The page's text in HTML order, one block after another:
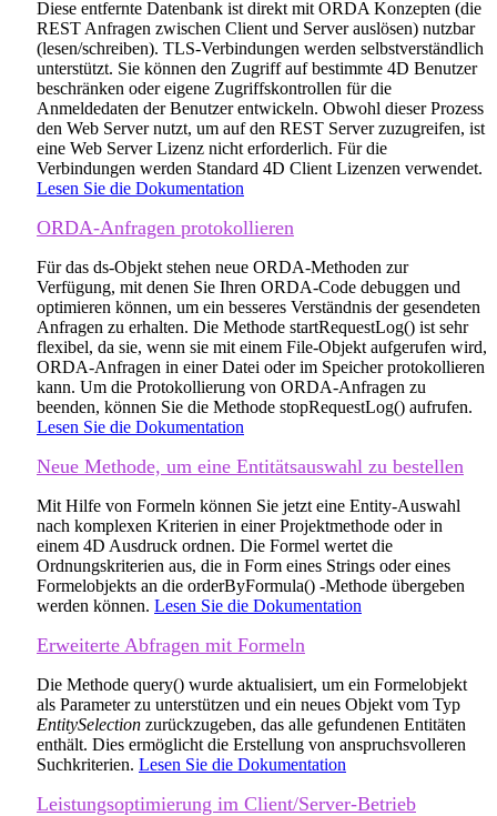
Diese entfernte Datenbank ist direkt mit ORDA Konzepten (die
REST Anfragen zwischen Client und Server auslösen) nutzbar
(lesen/schreiben). TLS-Verbindungen werden selbstverständlich
unterstützt. Sie können den Zugriff auf bestimmte 4D Benutzer
beschränken oder eigene Zugriffskontrollen für die
Anmeldedaten der Benutzer entwickeln. Obwohl dieser Prozess
den Web Server nutzt, um auf den REST Server zuzugreifen, ist
eine Web Server Lizenz nicht erforderlich. Für die
Verbindungen werden Standard 4D Client Lizenzen verwendet.
Lesen Sie die Dokumentation
ORDA-Anfragen protokollieren
Für das ds-Objekt stehen neue ORDA-Methoden zur
Verfügung, mit denen Sie Ihren ORDA-Code debuggen und
optimieren können, um ein besseres Verständnis der gesendeten
Anfragen zu erhalten. Die Methode startRequestLog() ist sehr
flexibel, da sie, wenn sie mit einem File-Objekt aufgerufen wird,
ORDA-Anfragen in einer Datei oder im Speicher protokollieren
kann. Um die Protokollierung von ORDA-Anfragen zu
beenden, können Sie die Methode stopRequestLog() aufrufen.
Lesen Sie die Dokumentation
Neue Methode, um eine Entitätsauswahl zu bestellen
Mit Hilfe von Formeln können Sie jetzt eine Entity-Auswahl
nach komplexen Kriterien in einer Projektmethode oder in
einem 4D Ausdruck ordnen. Die Formel wertet die
Ordnungskriterien aus, die in Form eines Strings oder eines
Formelobjekts an die orderByFormula() -Methode übergeben
werden können. Lesen Sie die Dokumentation
Erweiterte Abfragen mit Formeln
Die Methode query() wurde aktualisiert, um ein Formelobjekt
als Parameter zu unterstützen und ein neues Objekt vom Typ
EntitySelection zurückzugeben, das alle gefundenen Entitäten
enthält. Dies ermöglicht die Erstellung von anspruchsvolleren
Suchkriterien. Lesen Sie die Dokumentation
Leistungsoptimierung im Client/Server-Betrieb